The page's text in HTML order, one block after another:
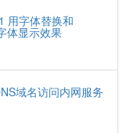
用字体替换和
体显示效果
域名访问内网服务